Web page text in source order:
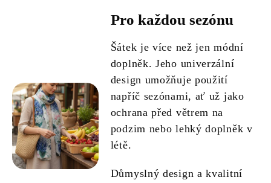
Pro každou sezónu
Šátek je více než jen módní
doplněk. Jeho univerzální
design umožňuje použití
napříč sezónami, ať už jako
ochrana před větrem na
podzim nebo lehký doplněk v
létě.
Důmyslný design a kvalitní